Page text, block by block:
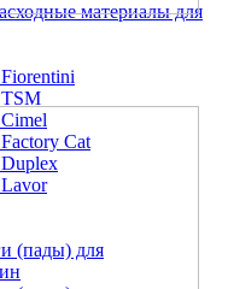
материалы для
Cat
(пады) для